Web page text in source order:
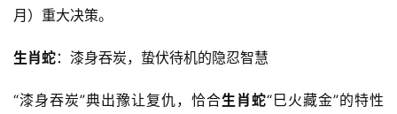
月）重大决策。
生肖蛇：漆身吞炭，蛰伏待机的隐忍智慧
“漆身吞炭”典出豫让复仇，恰合生肖蛇“巳火藏金”的特性